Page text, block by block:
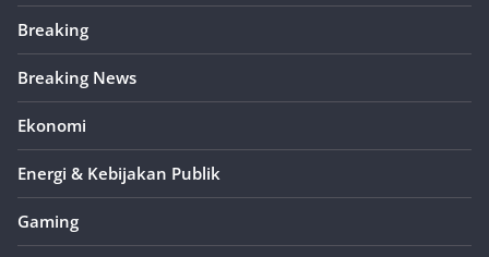
Breaking
Breaking News
Ekonomi
Energi & Kebijakan Publik
Gaming